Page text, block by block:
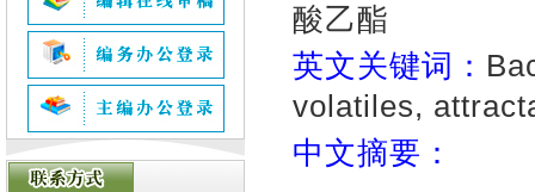
酸乙酯
英文关键词：
volatiles,
中文摘要：